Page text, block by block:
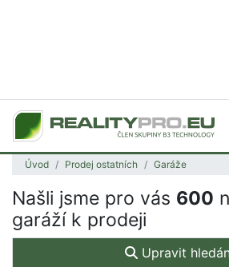
Úvod Prodej ostatních Garáže
Našli jsme pro vás 600
garáží k prodeji
Upravit